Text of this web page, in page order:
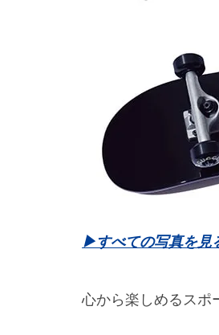
▶︎すべての写真を見
心から楽しめるスポ